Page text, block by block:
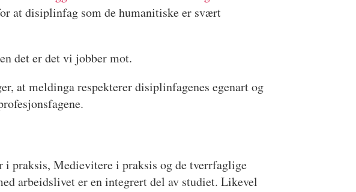
at disiplinfag som de humanitiske er svært
det er det vi jobber mot.
at meldinga respekterer disiplinfagenes egenart og
i praksis, Medievitere i praksis og de tverrfaglige
arbeidslivet er en integrert del av studiet. Likevel